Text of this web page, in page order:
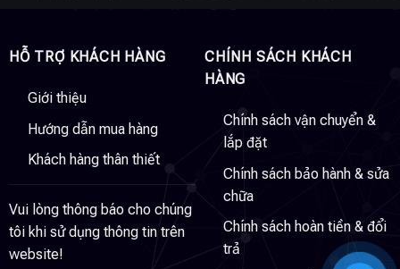
HỖ TRỢ KHÁCH HÀNG
Giới thiệu
Hướng dẫn mua hàng
Khách hàng thân thiết
Vui lòng thông báo cho chúng
tôi khi sử dụng thông tin trên
website!
CHÍNH SÁCH KHÁCH
HÀNG
Chính sách vận chuyển &
lắp đặt
Chính sách bảo hành & sửa
chữa
Chính sách hoàn tiền & đổi
trả